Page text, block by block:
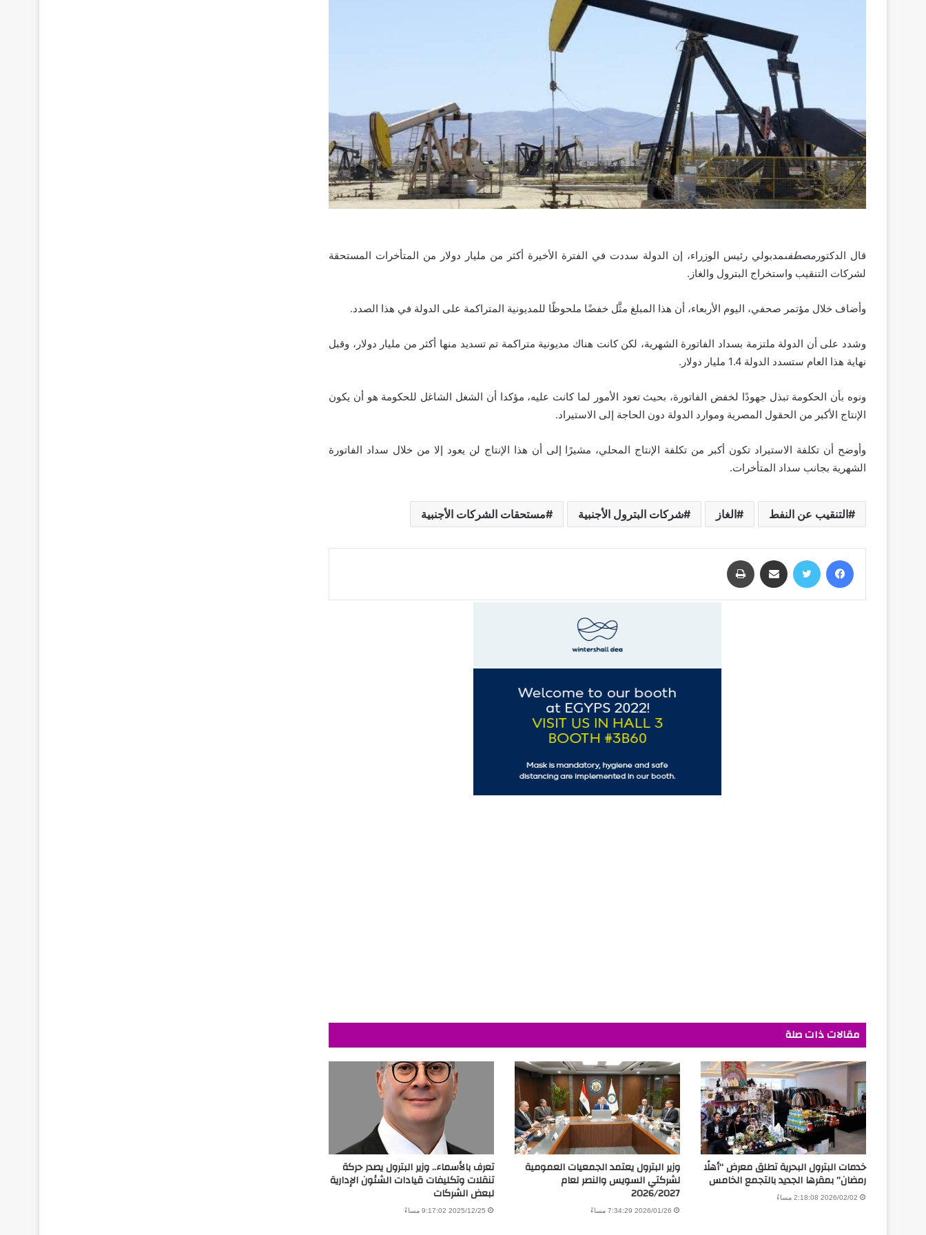
قال الدكتور مصطفىمدبولي رئيس الوزراء، إن الدولة سددت في الفترة الأخيرة أكثر من مليار دولار من المتأخرات المستحقة
لشركات التنقيب واستخراج البترول والغاز.
وأضاف خلال مؤتمر صحفي، اليوم الأربعاء، أن هذا المبلغ مثَّل خفضًا ملحوظًا للمديونية المتراكمة على الدولة في هذا الصدد.
وشدد على أن الدولة ملتزمة بسداد الفاتورة الشهرية، لكن كانت هناك مديونية متراكمة تم تسديد منها أكثر من مليار دولار، وقبل
نهاية هذا العام ستسدد الدولة 1.4 مليار دولار.
ونوه بأن الحكومة تبذل جهودًا لخفض الفاتورة، بحيث تعود الأمور لما كانت عليه، مؤكدا أن الشغل الشاغل للحكومة هو أن يكون
الإنتاج الأكبر من الحقول المصرية وموارد الدولة دون الحاجة إلى الاستيراد.
وأوضح أن تكلفة الاستيراد تكون أكبر من تكلفة الإنتاج المحلي، مشيرًا إلى أن هذا الإنتاج لن يعود إلا من خلال سداد الفاتورة
الشهرية بجانب سداد المتأخرات.
التنقيب عن النفط الغاز شركات البترول الأجنبية مستحقات الشركات الأجنبية
فيسبوك تويتر مشاركة عبر البريد
مقالات ذات صلة
خدمات البترول البحرية تطلق معرض “أهلًا
رمضان” بمقرها الجديد بالتجمع الخامس
2026/02/02 2:18:08 مساءً
وزير البترول يعتمد الجمعيات العمومية
لشركتي السويس والنصر لعام
2026/2027
2026/01/26 7:34:29 مساءً
تعرف بالأسماء.. وزير البترول يصدر حركة
تنقلات وتكليفات قيادات الشئون الإدارية
لبعض الشركات
2025/12/25 9:17:02 مساءً